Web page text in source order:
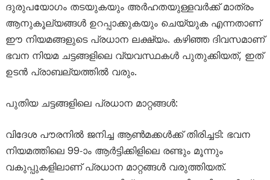
ദുരുപയോഗം തടയുകയും അർഹതയുള്ളവർക്ക് മാത്രം
ആനുകൂല്യങ്ങൾ ഉറപ്പാക്കുകയും ചെയ്യുക എന്നതാണ്
ഈ നിയമങ്ങളുടെ പ്രധാന ലക്ഷ്യം. കഴിഞ്ഞ ദിവസമാണ്
ഭവന നിയമ ചട്ടങ്ങളിലെ വ്യവസ്ഥകൾ പുതുക്കിയത്, ഇത്
ഉടൻ പ്രാബല്യത്തിൽ വരും.
പുതിയ ചട്ടങ്ങളിലെ പ്രധാന മാറ്റങ്ങൾ:
വിദേശ പൗരനിൽ ജനിച്ച ആൺമക്കൾക്ക് തിരിച്ചടി: ഭവന
നിയമത്തിലെ 99-ാം ആർട്ടിക്കിളിലെ രണ്ടും മൂന്നും
വകുപ്പുകളിലാണ് പ്രധാന മാറ്റങ്ങൾ വരുത്തിയത്.